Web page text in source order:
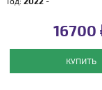
16700
КУПИТЬ